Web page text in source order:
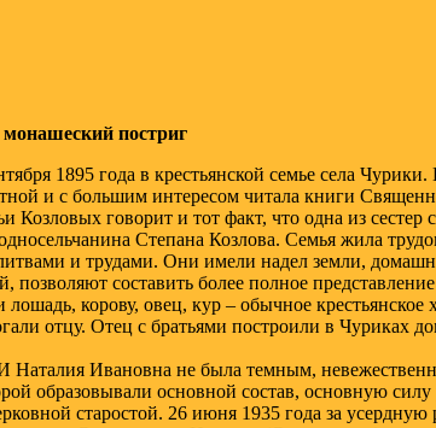
постриг
1895 года в крестьянской семье села
и с большим интересом читала книги
Козловых говорит и тот факт, что одна из
Степана Козлова. Семья жила
и трудами. Они имели надел земли,
составить более полное представление
корову, овец, кур – обычное
отцу. Отец с братьями построили в Чуриках
Наталия Ивановна не была темным,
образовывали основной состав, основную силу
старостой. 26 июня 1935 года за